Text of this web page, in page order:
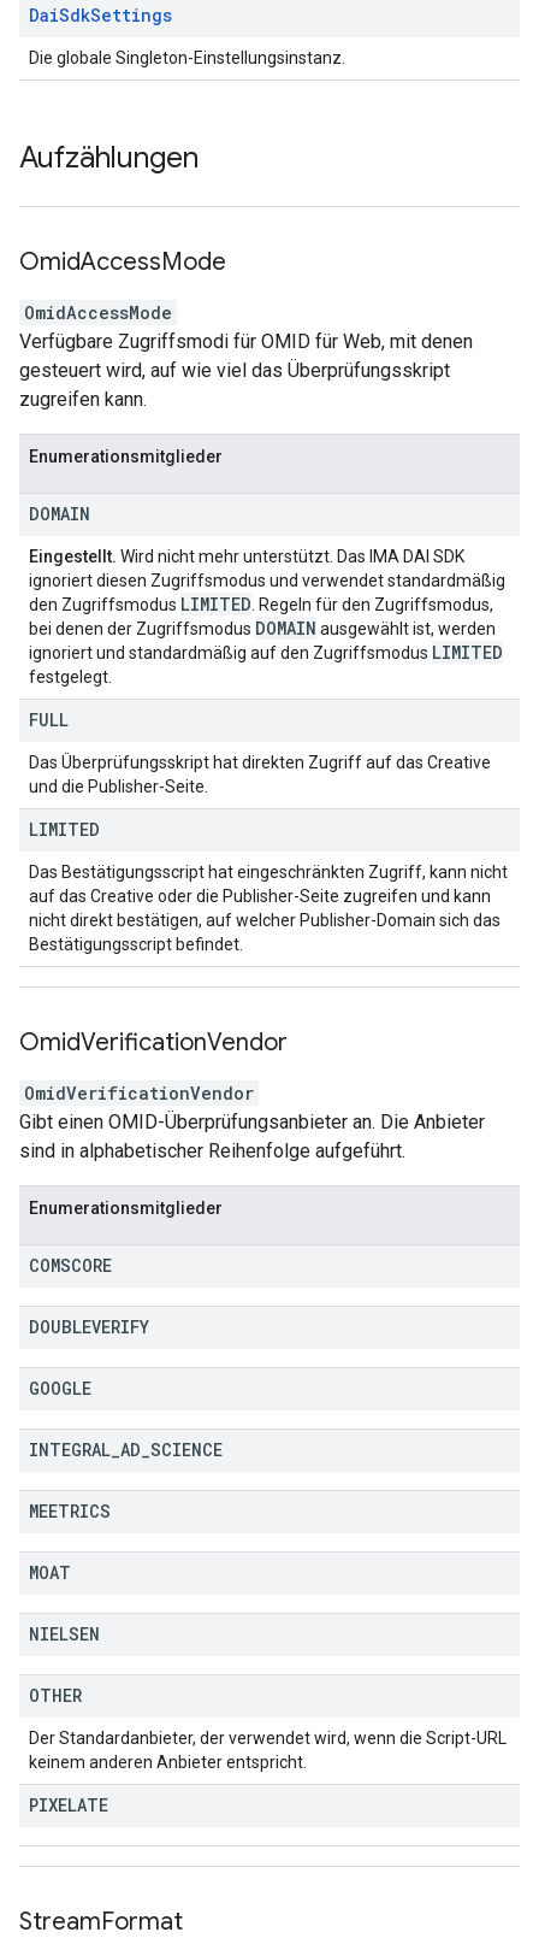
DaiSdkSettings
Die globale Singleton-Einstellungsinstanz.
Aufzählungen
OmidAccessMode
OmidAccessMode
Verfügbare Zugriffsmodi für OMID für Web, mit denen
gesteuert wird, auf wie viel das Überprüfungsskript
zugreifen kann.
Enumerationsmitglieder
DOMAIN
Eingestellt. Wird nicht mehr unterstützt. Das IMA DAI SDK
ignoriert diesen Zugriffsmodus und verwendet standardmäßig
den Zugriffsmodus LIMITED . Regeln für den Zugriffsmodus,
bei denen der Zugriffsmodus DOMAIN ausgewählt ist, werden
ignoriert und standardmäßig auf den Zugriffsmodus LIMITED
festgelegt.
FULL
Das Überprüfungsskript hat direkten Zugriff auf das Creative
und die Publisher-Seite.
LIMITED
Das Bestätigungsscript hat eingeschränkten Zugriff, kann nicht
auf das Creative oder die Publisher-Seite zugreifen und kann
nicht direkt bestätigen, auf welcher Publisher-Domain sich das
Bestätigungsscript befindet.
OmidVerificationVendor
OmidVerificationVendor
Gibt einen OMID-Überprüfungsanbieter an. Die Anbieter
sind in alphabetischer Reihenfolge aufgeführt.
Enumerationsmitglieder
COMSCORE
DOUBLEVERIFY
GOOGLE
INTEGRAL AD SCIENCE
MEETRICS
MOAT
NIELSEN
OTHER
Der Standardanbieter, der verwendet wird, wenn die Script-URL
keinem anderen Anbieter entspricht.
PIXELATE
StreamFormat